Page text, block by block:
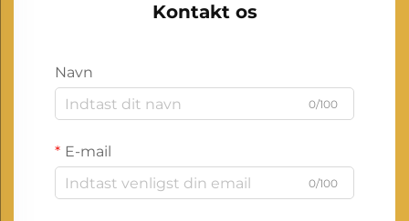
Kontakt os
Navn
0/100
E-mail
0/100